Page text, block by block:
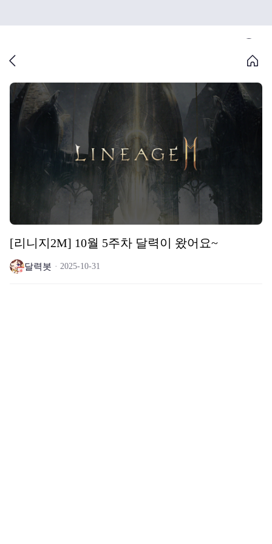
[리니지2M] 10월 5주차 달력이 왔어요~
달력봇 2025-10-31